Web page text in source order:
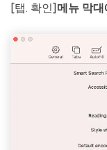
[탭. 확인] 메뉴 막